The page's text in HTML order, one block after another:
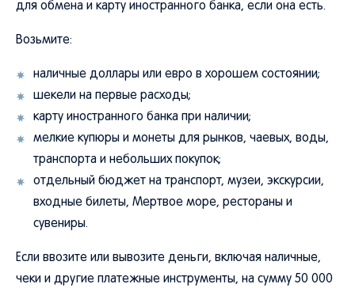
для обмена и карту иностранного банка, если она есть.
Возьмите:
наличные доллары или евро в хорошем состоянии;
шекели на первые расходы;
карту иностранного банка при наличии;
мелкие купюры и монеты для рынков, чаевых, воды,
транспорта и небольших покупок;
отдельный бюджет на транспорт, музеи, экскурсии,
входные билеты, Мертвое море, рестораны и
сувениры.
Если ввозите или вывозите деньги, включая наличные,
чеки и другие платежные инструменты, на сумму 50 000